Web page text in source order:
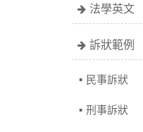
法學英文
訴狀範例
民事訴狀
刑事訴狀